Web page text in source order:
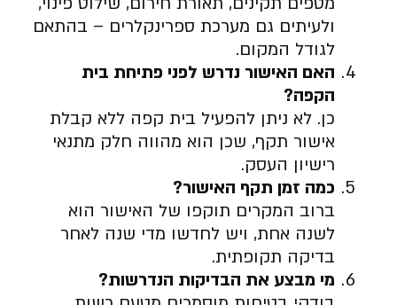
ולעיתים גם מערכת ספרינקלרים – בהתאם
לגודל המקום.
האם האישור נדרש לפני פתיחת בית
הקפה?
כן. לא ניתן להפעיל בית קפה ללא קבלת
אישור תקף, שכן הוא מהווה חלק מתנאי
רישיון העסק.
כמה זמן תקף האישור?
ברוב המקרים תוקפו של האישור הוא
לשנה אחת, ויש לחדשו מדי שנה לאחר
בדיקה תקופתית.
מי מבצע את הבדיקות הנדרשות?